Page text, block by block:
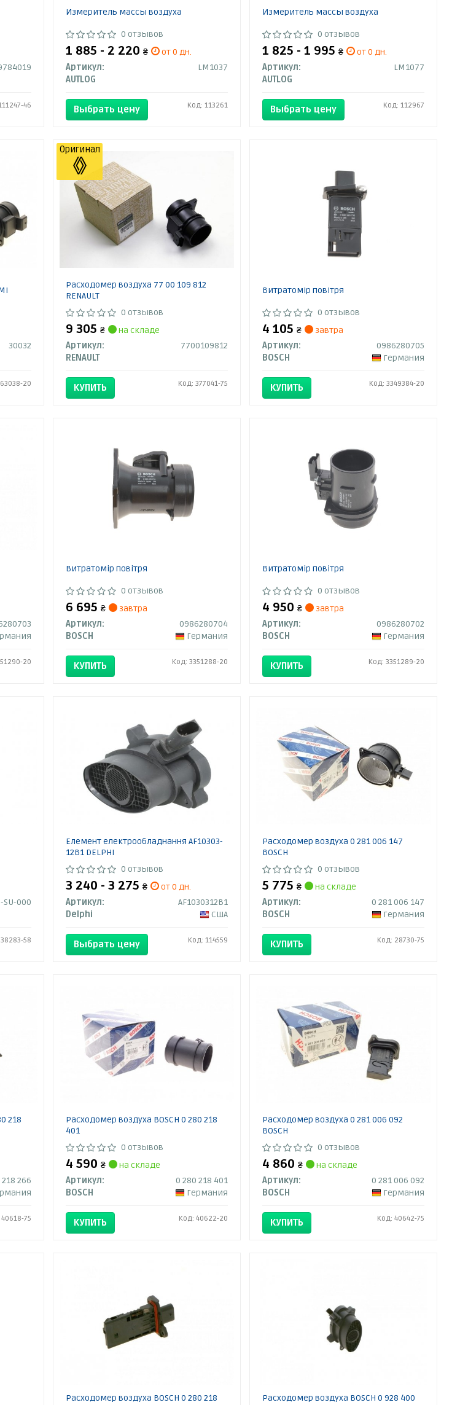
46
Измеритель массы воздуха
0 отзывов
1 885 - 2 220₴
от 0 дн.
Артикул:
LM1037
AUTLOG
Выбрать цену Код: 113261
Измеритель массы воздуха
0 отзывов
1 825 - 1 995₴
от 0 дн.
Артикул:
LM1077
AUTLOG
Выбрать цену Код: 112967
30032
20
Расходомер воздуха 77 00 109 812
RENAULT
0 отзывов
9 305₴
на складе
Артикул:
7700109812
RENAULT
КУПИТЬ Код: 377041-75
Оригинал
Витратомір повітря
0 отзывов
4 105₴
завтра
Артикул:
0986280705
BOSCH
Германия
КУПИТЬ Код: 3349384-20
20
Витратомір повітря
0 отзывов
6 695₴
завтра
Артикул:
0986280704
BOSCH
Германия
КУПИТЬ Код: 3351288-20
Витратомір повітря
0 отзывов
4 950₴
завтра
Артикул:
0986280702
BOSCH
Германия
КУПИТЬ Код: 3351289-20
SU-000
58
Елемент електрообладнання AF10303-
12B1 DELPHI
0 отзывов
3 240 - 3 275₴
от 0 дн.
Артикул:
AF1030312B1
Delphi
США
Выбрать цену Код: 114559
Расходомер воздуха 0 281 006 147
BOSCH
0 отзывов
5 775₴
на складе
Артикул:
0 281 006 147
BOSCH
Германия
КУПИТЬ Код: 28730-75
218
266
75
Расходомер воздуха BOSCH 0 280 218
401
0 отзывов
4 590₴
на складе
Артикул:
0 280 218 401
BOSCH
Германия
КУПИТЬ Код: 40622-20
Расходомер воздуха 0 281 006 092
BOSCH
0 отзывов
4 860₴
на складе
Артикул:
0 281 006 092
BOSCH
Германия
КУПИТЬ Код: 40642-75
Расходомер воздуха BOSCH 0 280 218
Расходомер воздуха BOSCH 0 928 400